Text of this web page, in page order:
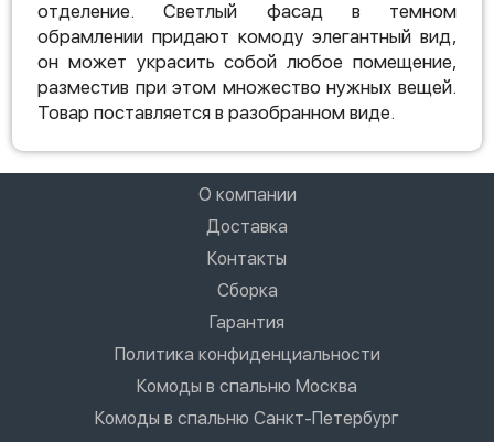
отделение. Светлый фасад в темном
обрамлении придают комоду элегантный вид,
он может украсить собой любое помещение,
разместив при этом множество нужных вещей.
Товар поставляется в разобранном виде.
О компании
Доставка
Контакты
Сборка
Гарантия
Политика конфиденциальности
Комоды в спальню Москва
Комоды в спальню Санкт-Петербург